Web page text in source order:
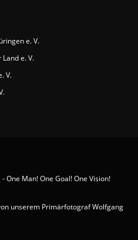
e. V.
e. V.
V.
One Man! One Goal! One Vision!
unserem Primärfotograf Wolfgang